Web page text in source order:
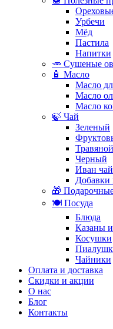
Урбечи
Мёд
Пастила
Напитки
🥕 Сушеные
🧴 Масло
Масло
Масло
Масло
🍃 Чай
Зеленый
Травяной
Черный
Иван чай
Добавки
🎁
🍽️ Посуда
Блюда
Казаны
Косушки
Чайники
Оплата и доставка
Скидки и акции
О нас
Блог
Контакты